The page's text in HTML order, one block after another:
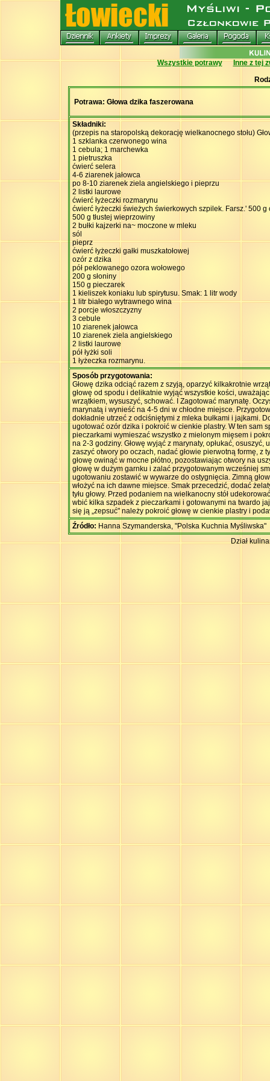
Wszystkie potrawy
Inne z tej
Potrawa: Głowa dzika faszerowana
Składniki:
(przepis na staropolską dekorację wielkanocnego stołu)
1 szklanka czerwonego wina
1 cebula; 1 marchewka
1 pietruszka
ćwierć selera
4-6 ziarenek jałowca
po 8-10 ziarenek ziela angielskiego i pieprzu
2 listki laurowe
ćwierć łyżeczki rozmarynu
ćwierć łyżeczki świeżych świerkowych szpilek. Farsz.' 500 g
500 g tłustej wieprzowiny
2 bułki kajzerki na~ moczone w mleku
sól
pieprz
ćwierć łyżeczki gałki muszkatołowej
ozór z dzika
pół peklowanego ozora wołowego
200 g słoniny
150 g pieczarek
1 kieliszek koniaku lub spirytusu. Smak: 1 litr wody
1 litr białego wytrawnego wina
2 porcje włoszczyzny
3 cebule
10 ziarenek jałowca
10 ziarenek ziela angielskiego
2 listki laurowe
pół łyżki soli
1 łyżeczka rozmarynu.
Sposób przygotowania:
Głowę dzika odciąć razem z szyją, oparzyć kilkakrotnie
głowę od spodu i delikatnie wyjąć wszystkie kości,
wrzątkiem, wysuszyć, schować. I Zagotować marynatę.
marynatą i wynieść na 4-5 dni w chłodne miejsce.
dokładnie utrzeć z odciśniętymi z mleka bułkami i jajkami.
ugotować ozór dzika i pokroić w cienkie plastry. W ten sam
pieczarkami wymieszać wszystko z mielonym mięsem i
na 2-3 godziny. Głowę wyjąć z marynaty, opłukać,
zaszyć otwory po oczach, nadać głowie pierwotną formę, z
głowę owinąć w mocne płótno, pozostawiając otwory na
głowę w dużym garnku i zalać przygotowanym wcześniej
ugotowaniu zostawić w wywarze do ostygnięcia. Zimną
włożyć na ich dawne miejsce. Smak przecedzić, dodać
tyłu głowy. Przed podaniem na wielkanocny stół
wbić kilka szpadek z pieczarkami i gotowanymi na twardo
się ją „zepsuć" należy pokroić głowę w cienkie plastry i
Źródło: Hanna Szymanderska, "Polska Kuchnia Myśliwska"
Dział